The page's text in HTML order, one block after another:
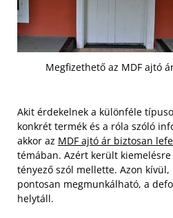
Megfizethető az MDF ajtó
Akit érdekelnek a különféle
konkrét termék és a róla szóló
akkor az MDF ajtó ár biztosan
témában. Azért került
tényező szól mellette. Azon
pontosan megmunkálható, a
helytáll.